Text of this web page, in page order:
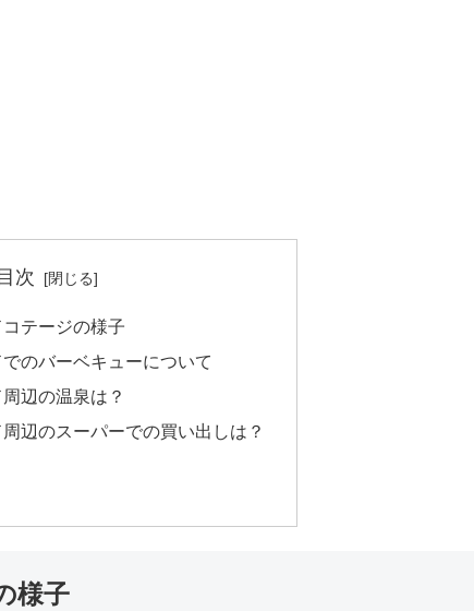
次
テージの様子
のバーベキューについて
辺の温泉は？
辺のスーパーでの買い出しは？
様子